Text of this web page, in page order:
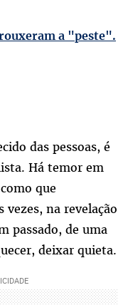
a "peste".
das pessoas, é
Há temor em
que
na revelação
passado, de uma
deixar quieta.